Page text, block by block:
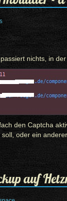
nichts, in
den Captcha
oder ein
auf